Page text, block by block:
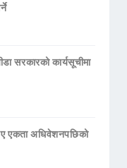
सरकारको कार्यसूचीमा
एकता अधिवेशनपछिको